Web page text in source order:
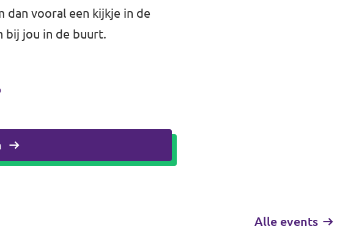
dan vooral een kijkje in de
bij jou in de buurt.
Alle events